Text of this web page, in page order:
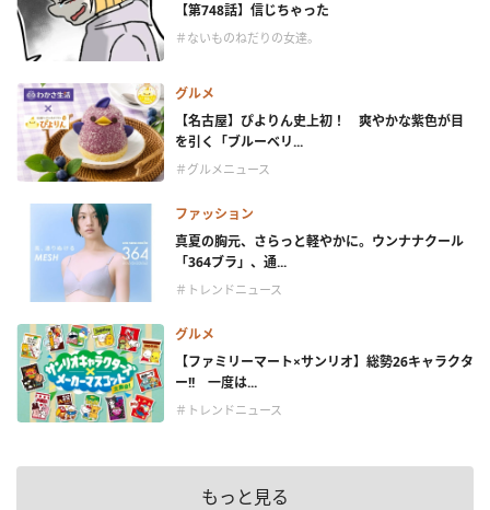
【第748話】信じちゃった
＃ないものねだりの女達。
グルメ
【名古屋】ぴよりん史上初！ 爽やかな紫色が目
を引く「ブルーベリ...
＃グルメニュース
ファッション
真夏の胸元、さらっと軽やかに。ウンナナクール
「364ブラ」、通...
＃トレンドニュース
グルメ
【ファミリーマート×サンリオ】総勢26キャラクタ
ー!! 一度は...
＃トレンドニュース
もっと見る